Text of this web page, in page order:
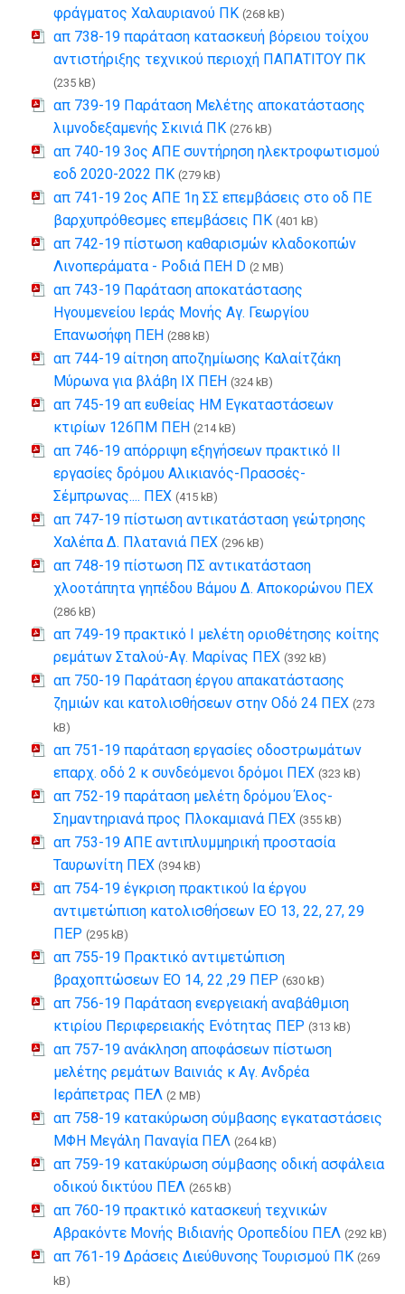
φράγματος Χαλαυριανού ΠΚ (268 kB)
απ 738-19 παράταση κατασκευή βόρειου τοίχου
αντιστήριξης τεχνικού περιοχή ΠΑΠΑΤΙΤΟΥ ΠΚ
(235 kB)
απ 739-19 Παράταση Μελέτης αποκατάστασης
λιμνοδεξαμενής Σκινιά ΠΚ (276 kB)
απ 740-19 3ος ΑΠΕ συντήρηση ηλεκτροφωτισμού
εοδ 2020-2022 ΠΚ (279 kB)
απ 741-19 2ος ΑΠΕ 1η ΣΣ επεμβάσεις στο οδ ΠΕ
βαρχυπρόθεσμες επεμβάσεις ΠΚ (401 kB)
απ 742-19 πίστωση καθαρισμών κλαδοκοπών
Λινοπεράματα - Ροδιά ΠΕΗ D (2 MB)
απ 743-19 Παράταση αποκατάστασης
Ηγουμενείου Ιεράς Μονής Αγ. Γεωργίου
Επανωσήφη ΠΕΗ (288 kB)
απ 744-19 αίτηση αποζημίωσης Καλαίτζάκη
Μύρωνα για βλάβη ΙΧ ΠΕΗ (324 kB)
απ 745-19 απ ευθείας ΗΜ Εγκαταστάσεων
κτιρίων 126ΠΜ ΠΕΗ (214 kB)
απ 746-19 απόρριψη εξηγήσεων πρακτικό ΙΙ
εργασίες δρόμου Αλικιανός-Πρασσές-
Σέμπρωνας.... ΠΕΧ (415 kB)
απ 747-19 πίστωση αντικατάσταση γεώτρησης
Χαλέπα Δ. Πλατανιά ΠΕΧ (296 kB)
απ 748-19 πίστωση ΠΣ αντικατάσταση
χλοοτάπητα γηπέδου Βάμου Δ. Αποκορώνου ΠΕΧ
(286 kB)
απ 749-19 πρακτικό Ι μελέτη οριοθέτησης κοίτης
ρεμάτων Σταλού-Αγ. Μαρίνας ΠΕΧ (392 kB)
απ 750-19 Παράταση έργου απακατάστασης
ζημιών και κατολισθήσεων στην Οδό 24 ΠΕΧ (273
kB)
απ 751-19 παράταση εργασίες οδοστρωμάτων
επαρχ. οδό 2 κ συνδεόμενοι δρόμοι ΠΕΧ (323 kB)
απ 752-19 παράταση μελέτη δρόμου Έλος-
Σημαντηριανά προς Πλοκαμιανά ΠΕΧ (355 kB)
απ 753-19 ΑΠΕ αντιπλυμμηρική προστασία
Ταυρωνίτη ΠΕΧ (394 kB)
απ 754-19 έγκριση πρακτικού Ια έργου
αντιμετώπιση κατολισθήσεων ΕΟ 13, 22, 27, 29
ΠΕΡ (295 kB)
απ 755-19 Πρακτικό αντιμετώπιση
βραχοπτώσεων ΕΟ 14, 22 ,29 ΠΕΡ (630 kB)
απ 756-19 Παράταση ενεργειακή αναβάθμιση
κτιρίου Περιφερειακής Ενότητας ΠΕΡ (313 kB)
απ 757-19 ανάκληση αποφάσεων πίστωση
μελέτης ρεμάτων Βαινιάς κ Αγ. Ανδρέα
Ιεράπετρας ΠΕΛ (2 MB)
απ 758-19 κατακύρωση σύμβασης εγκαταστάσεις
ΜΦΗ Μεγάλη Παναγία ΠΕΛ (264 kB)
απ 759-19 κατακύρωση σύμβασης οδική ασφάλεια
οδικού δικτύου ΠΕΛ (265 kB)
απ 760-19 πρακτικό κατασκευή τεχνικών
Αβρακόντε Μονής Βιδιανής Οροπεδίου ΠΕΛ (292 kB)
απ 761-19 Δράσεις Διεύθυνσης Τουρισμού ΠΚ (269
kB)